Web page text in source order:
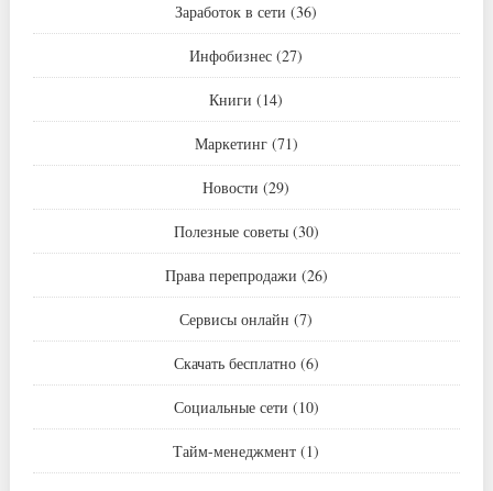
Заработок в сети (36)
Инфобизнес (27)
Книги (14)
Маркетинг(71)
Новости (29)
Полезные советы(30)
Права перепродажи (26)
Сервисы онлайн (7)
Скачать бесплатно(6)
Социальные сети (10)
Тайм-менеджмент (1)